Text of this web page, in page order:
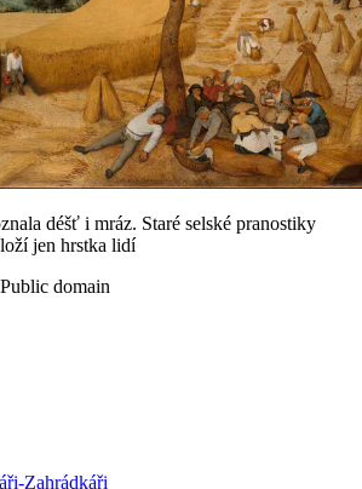
déšť i mráz. Staré selské pranostiky
jen hrstka lidí
domain
Zahrádkáři